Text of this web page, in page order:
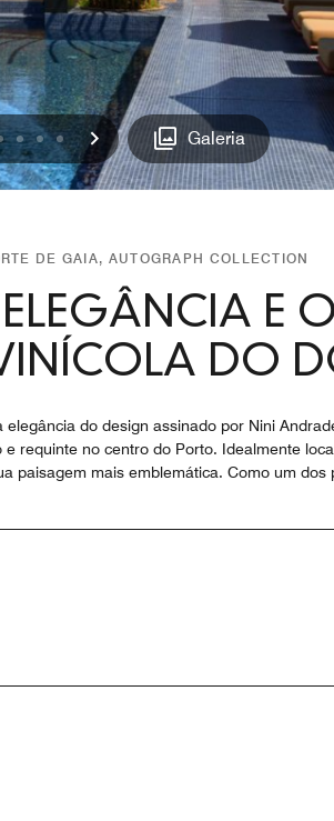
2 345 AvançarGaleria
DE GAIA, AUTOGRAPH COLLECTION
E
DO
do design assinado por Nini
requinte no centro do Porto. Idealmente
paisagem mais emblemática. Como um dos